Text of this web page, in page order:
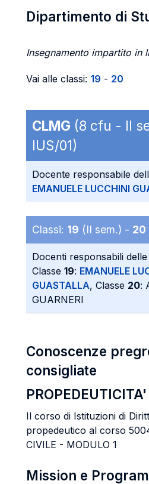
Dipartimento di
Insegnamento impartito in
Vai alle classi: 19 - 20
CLMG (8 cfu - II
IUS/01)
Docente responsabile
EMANUELE LUCCHINI
Classi: 19 (II sem.) - 20
Docenti responsabili delle
Classe 19: EMANUELE
GUASTALLA, Classe 20:
GUARNERI
Conoscenze
consigliate
PROPEDEUTICITA'
Il corso di Istituzioni di
propedeutico al corso
CIVILE - MODULO 1
Mission e